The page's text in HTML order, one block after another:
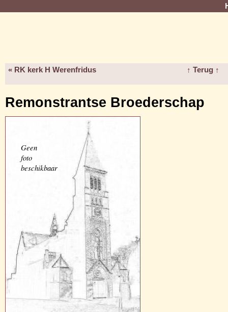
« RK kerk H Werenfridus ↑ Terug ↑
Remonstrantse Broederschap
Geen
foto
beschikbaar